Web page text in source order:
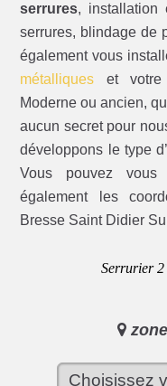
serrures, installation
serrures, blindage de
également vous
métalliques et votre
Moderne ou ancien,
aucun secret pour
développons le type
Vous pouvez
également les
Bresse Saint Didier
Serrurier 2